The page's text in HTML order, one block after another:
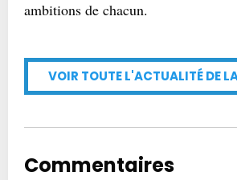
ambitions de chacun.
VOIR TOUTE L'ACTUALITÉ DE
Commentaires